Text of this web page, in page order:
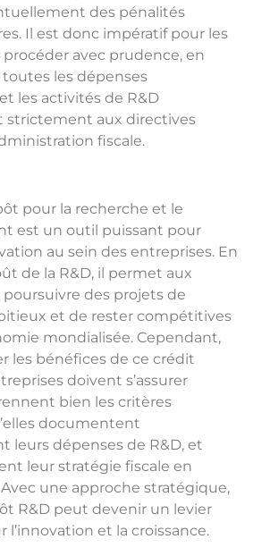
des pénalités
Il est donc impératif pour les
avec prudence, en
toutes les dépenses
les activités de R&D
strictement aux directives
fiscale.
pour la recherche et le
est un outil puissant pour
au sein des entreprises. En
de la R&D, il permet aux
des projets de
et de rester compétitives
mondialisée. Cependant,
les bénéfices de ce crédit
doivent s’assurer
bien les critères
documentent
leurs dépenses de R&D, et
leur stratégie fiscale en
une approche stratégique,
R&D peut devenir un levier
l’innovation et la croissance.